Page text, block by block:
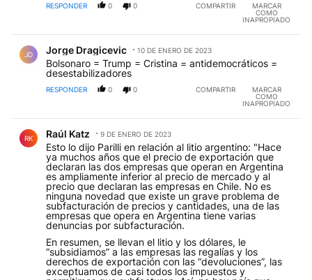
RESPONDER 0 0 COMPARTIR
MARCAR
COMO
INAPROPIADO
JD Jorge Dragicevic 10 DE ENERO DE 2023
Bolsonaro = Trump = Cristina = antidemocráticos =
desestabilizadores
RESPONDER 0 0 COMPARTIR
MARCAR
COMO
INAPROPIADO
RK Raúl Katz 9 DE ENERO DE 2023
Esto lo dijo Parilli en relación al litio argentino: "Hace
ya muchos años que el precio de exportación que
declaran las dos empresas que operan en Argentina
es ampliamente inferior al precio de mercado y al
precio que declaran las empresas en Chile. No es
ninguna novedad que existe un grave problema de
subfacturación de precios y cantidades, una de las
empresas que opera en Argentina tiene varias
denuncias por subfacturación.
En resumen, se llevan el litio y los dólares, le
“subsidiamos” a las empresas las regalías y los
derechos de exportación con las “devoluciones”, las
exceptuamos de casi todos los impuestos y